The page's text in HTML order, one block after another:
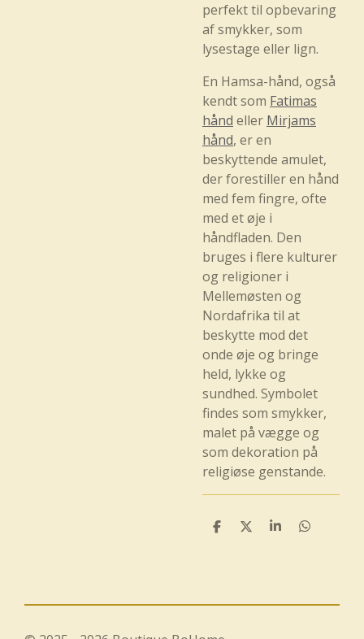
perfekt til opbevaring
af smykker, som
lysestage eller lign.
En Hamsa-hånd, også
kendt som Fatimas
hånd eller Mirjams
hånd, er en
beskyttende amulet,
der forestiller en hånd
med fem fingre, ofte
med et øje i
håndfladen. Den
bruges i flere kulturer
og religioner i
Mellemøsten og
Nordafrika til at
beskytte mod det
onde øje og bringe
held, lykke og
sundhed. Symbolet
findes som smykker,
malet på vægge og
som dekoration på
religiøse genstande.
D
D
D
D